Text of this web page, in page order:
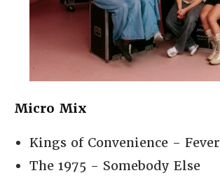
Micro Mix
Kings of Convenience - Fever
The 1975 - Somebody Else